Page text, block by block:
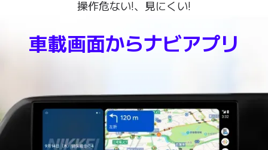
操作危ない!、見にくい!
車載画面からナビアプリ